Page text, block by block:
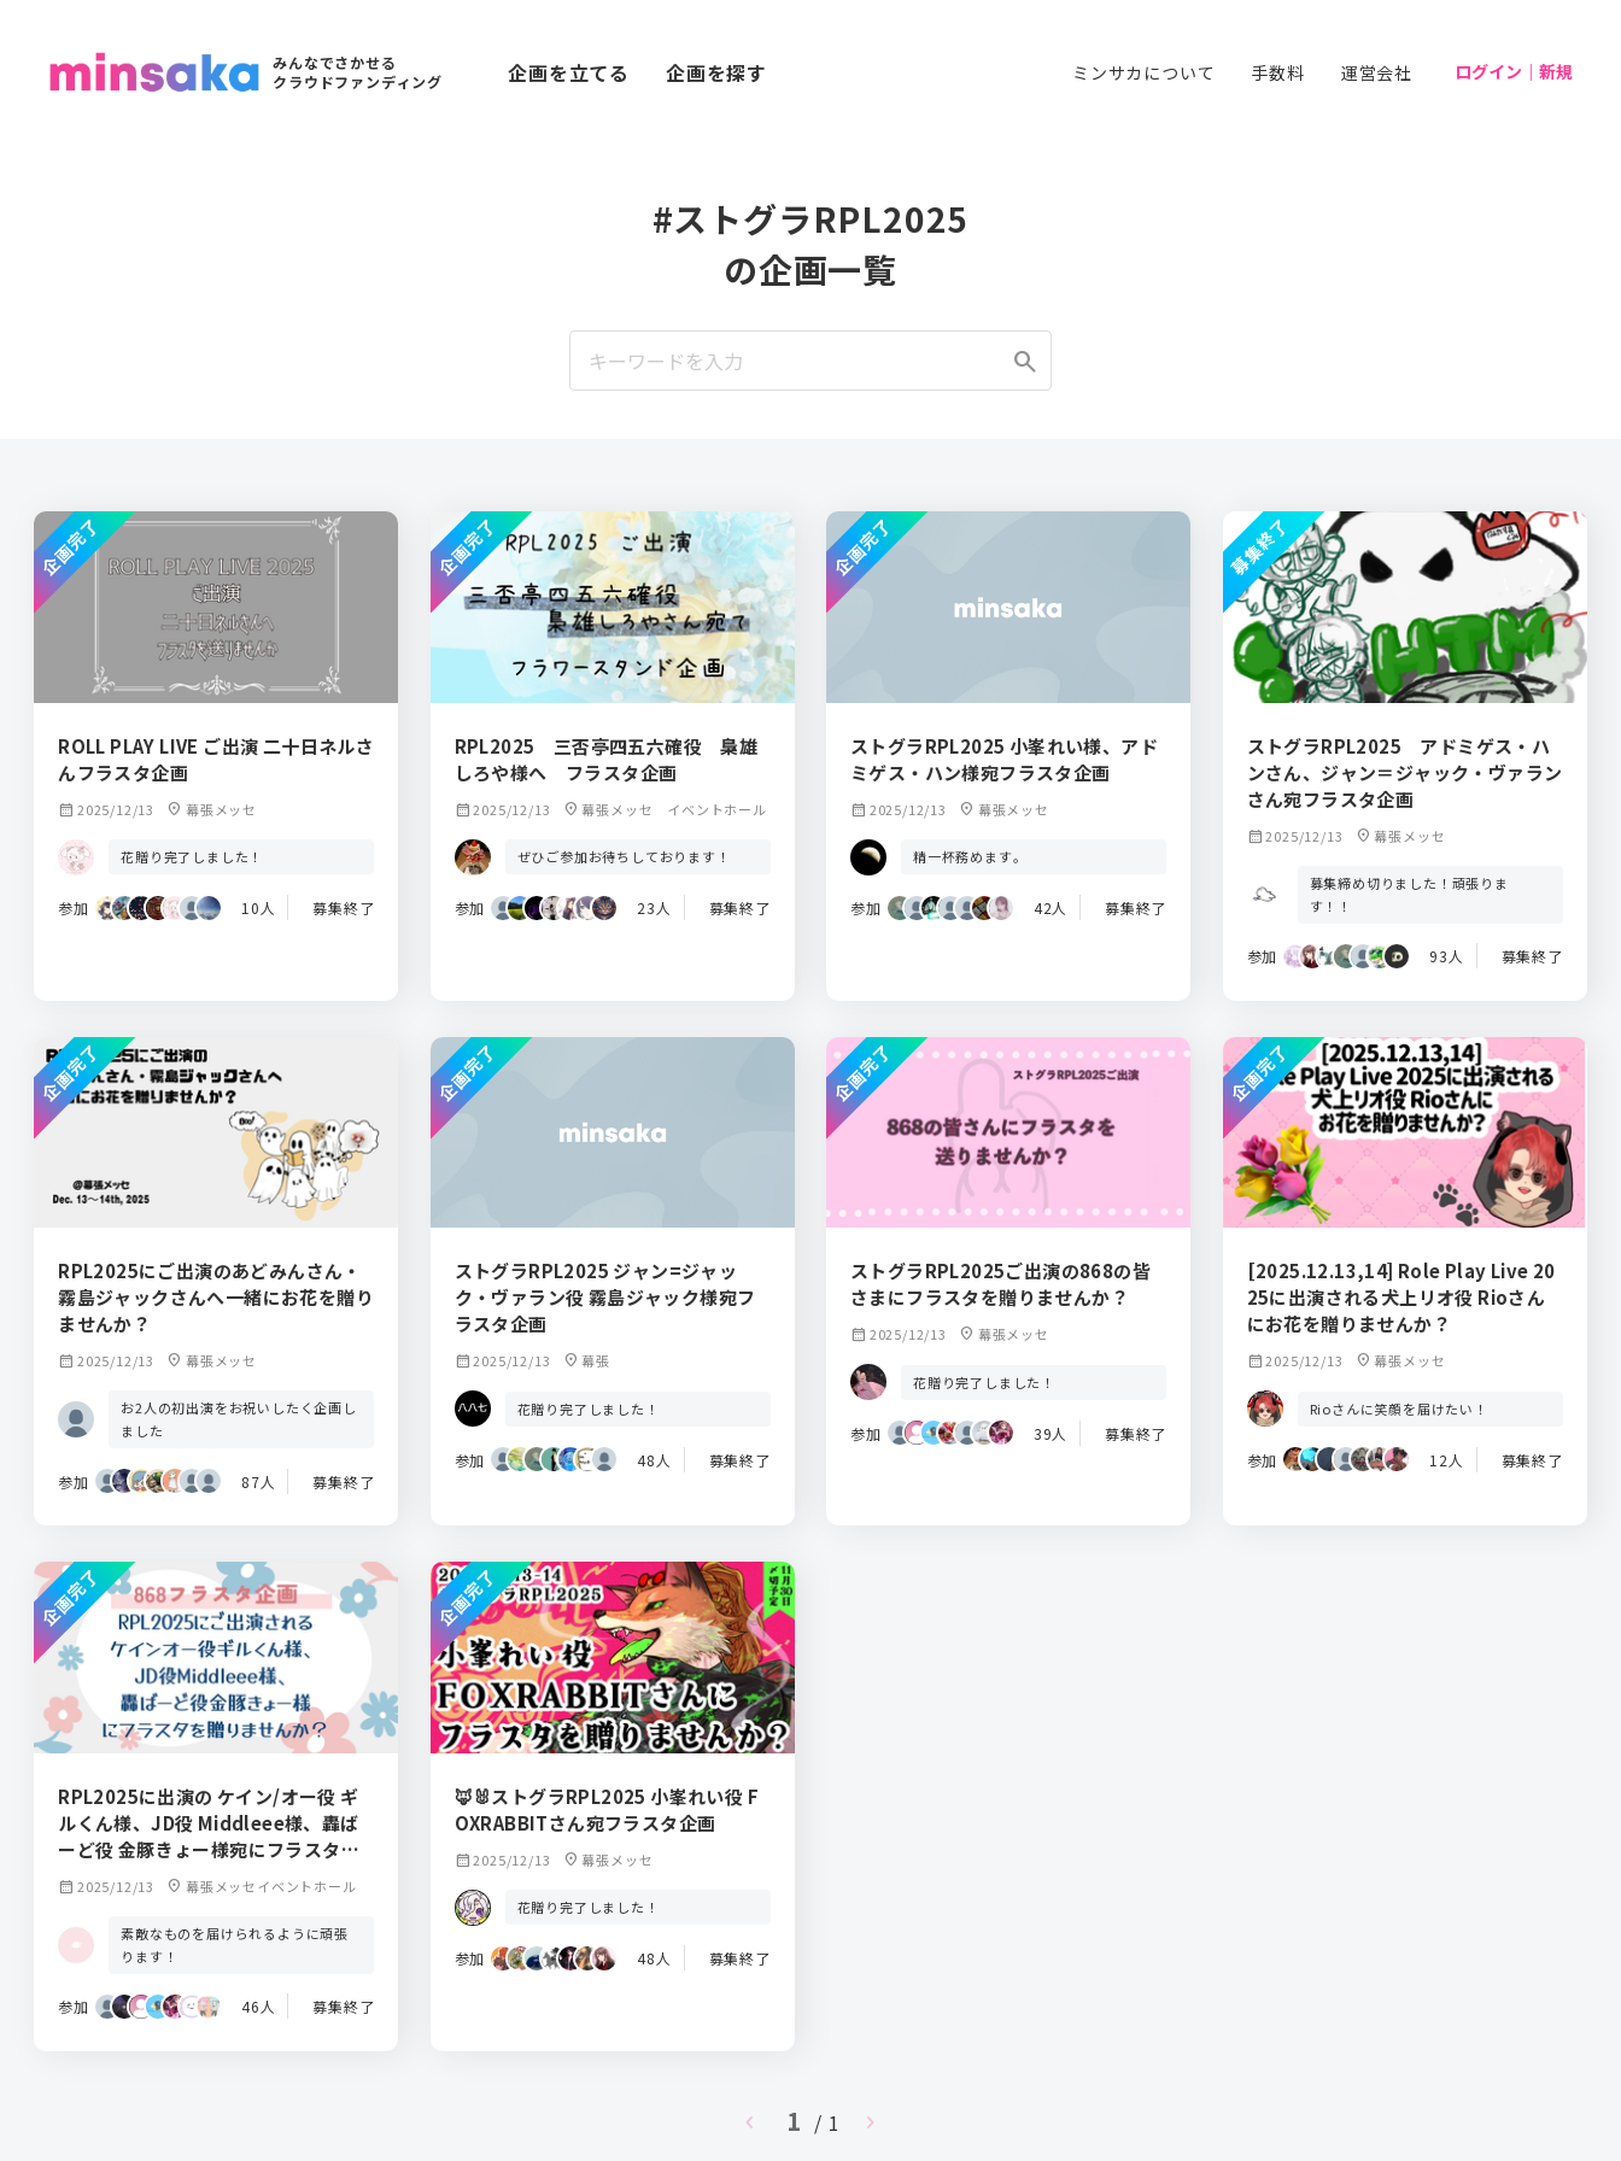
みんなでさかせる
クラウドファンディング
企画を立てる 企画を探す ミンサカについて 手数料 運営会社 ログイン｜新規
#ストグラRPL2025
の企画一覧
search
ROLL PLAY LIVE ご出演 二十日ネルさ
んフラスタ企画
calendar_month 2025/12/13 location_on 幕張メッセ
花贈り完了しました！
参加 10人 募集終了
企画完了
RPL2025 三否亭四五六確役 梟雄
しろや様へ フラスタ企画
calendar_month2025/12/13 location_on 幕張メッセ イベントホール
ぜひご参加お待ちしております！
参加 23人 募集終了
企画完了
ストグラRPL2025 小峯れい様、アド
ミゲス・ハン様宛フラスタ企画
calendar_month 2025/12/13 location_on 幕張メッセ
精一杯務めます。
参加 42人 募集終了
企画完了
ストグラRPL2025 アドミゲス・ハ
ンさん、ジャン＝ジャック・ヴァラン
さん宛フラスタ企画
calendar_month2025/12/13 location_on 幕張メッセ
募集締め切りました！頑張りま
す！！
参加 93人 募集終了
募集終了
RPL2025にご出演のあどみんさん・
霧島ジャックさんへ一緒にお花を贈り
ませんか？
calendar_month 2025/12/13 location_on 幕張メッセ
お2人の初出演をお祝いしたく企画し
ました
参加 87人 募集終了
企画完了
ストグラRPL2025 ジャン=ジャッ
ク・ヴァラン役 霧島ジャック様宛フ
ラスタ企画
calendar_month2025/12/13 location_on 幕張
花贈り完了しました！
参加 48人 募集終了
企画完了
ストグラRPL2025ご出演の868の皆
さまにフラスタを贈りませんか？
calendar_month 2025/12/13 location_on 幕張メッセ
花贈り完了しました！
参加 39人 募集終了
企画完了
[2025.12.13,14] Role Play Live 20
25に出演される犬上リオ役 Rioさん
にお花を贈りませんか？
calendar_month2025/12/13 location_on 幕張メッセ
Rioさんに笑顔を届けたい！
参加 12人 募集終了
企画完了
RPL2025に出演の ケイン/オー役 ギ
ルくん様、JD役 Middleee様、轟ば
ーど役 金豚きょー様宛にフラスタを
出しませんか？
calendar_month 2025/12/13 location_on 幕張メッセイベントホール
素敵なものを届けられるように頑張
ります！
参加 46人 募集終了
企画完了
🦊🐰ストグラRPL2025 小峯れい役 F
OXRABBITさん宛フラスタ企画
calendar_month2025/12/13 location_on 幕張メッセ
花贈り完了しました！
参加 48人 募集終了
企画完了
chevron_left 1 / 1 chevron_right